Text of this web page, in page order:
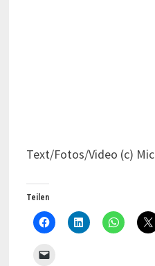
Text/Fotos/Video (c)
Teilen